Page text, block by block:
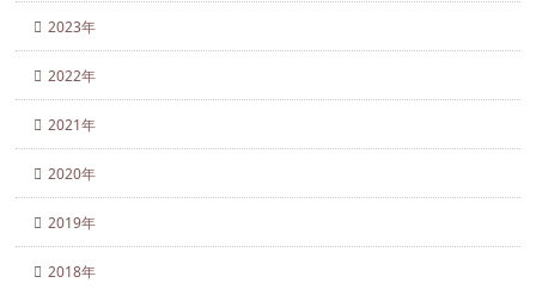
2023年
2022年
2021年
2020年
2019年
2018年